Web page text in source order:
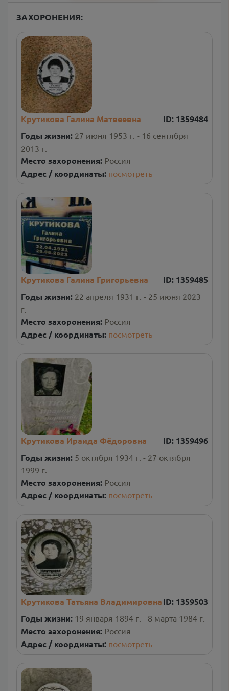
ЗАХОРОНЕНИЯ:
Крутикова Галина Матвеевна ID: 1359484
Годы жизни: 27 июня 1953 г. - 16 сентября
2013 г.
Место захоронения: Россия
Адрес / координаты: посмотреть
Крутикова Галина Григорьевна ID: 1359485
Годы жизни: 22 апреля 1931 г. - 25 июня 2023
г.
Место захоронения: Россия
Адрес / координаты: посмотреть
Крутикова Ираида Фёдоровна ID: 1359496
Годы жизни: 5 октября 1934 г. - 27 октября
1999 г.
Место захоронения: Россия
Адрес / координаты: посмотреть
Крутикова Татьяна ВладимировнаID: 1359503
Годы жизни: 19 января 1894 г. - 8 марта 1984 г.
Место захоронения: Россия
Адрес / координаты: посмотреть